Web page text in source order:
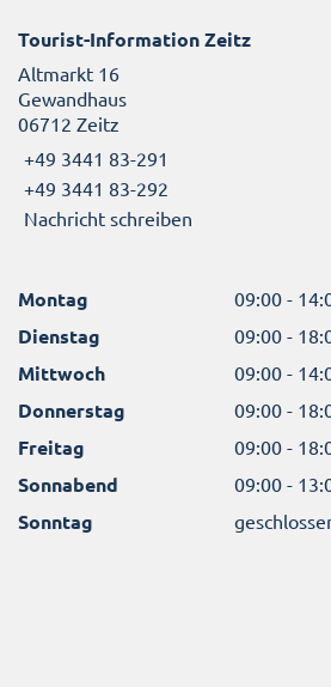
Tourist-Information Zeitz
Altmarkt 16
Gewandhaus
06712 Zeitz
+49 3441 83-291
+49 3441 83-292
Nachricht schreiben
Montag 09:00 -
Dienstag 09:00 -
Mittwoch 09:00 -
Donnerstag 09:00 -
Freitag 09:00 -
Sonnabend 09:00 -
Sonntag